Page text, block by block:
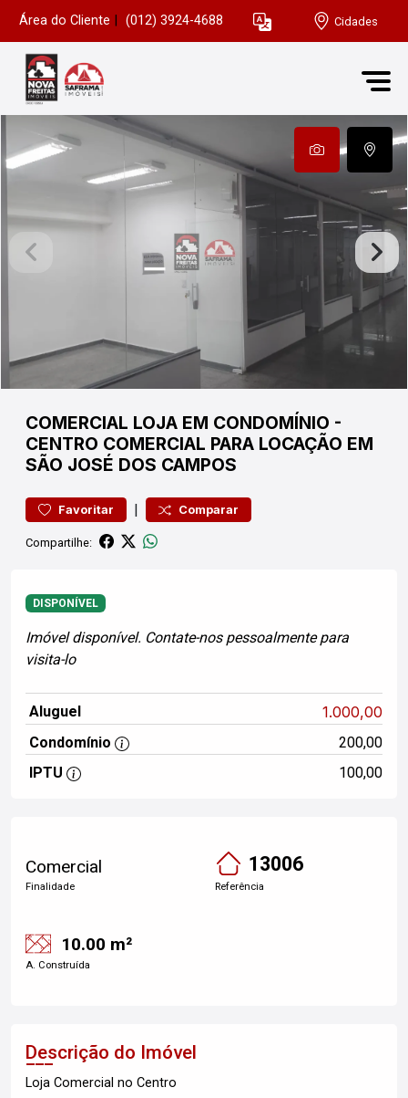
Área do Cliente (012) 3924-4688 Cidades
COMERCIAL LOJA EM CONDOMÍNIO -
CENTRO COMERCIAL PARA LOCAÇÃO EM
SÃO JOSÉ DOS CAMPOS
Favoritar | Comparar
Compartilhe:
DISPONÍVEL
Imóvel disponível. Contate-nos pessoalmente para
visita-lo
Aluguel 1.000,00
Condomínio
200,00
IPTU
100,00
Comercial
Finalidade
13006
Referência
10.00 m²
A. Construída
Descrição do Imóvel
Loja Comercial no Centro